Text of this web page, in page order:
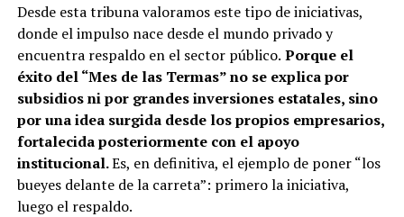
Desde esta tribuna valoramos este tipo de iniciativas,
donde el impulso nace desde el mundo privado y
encuentra respaldo en el sector público. Porque el
éxito del “Mes de las Termas” no se explica por
subsidios ni por grandes inversiones estatales, sino
por una idea surgida desde los propios empresarios,
fortalecida posteriormente con el apoyo
institucional.Es, en definitiva, el ejemplo de poner “los
bueyes delante de la carreta”: primero la iniciativa,
luego el respaldo.